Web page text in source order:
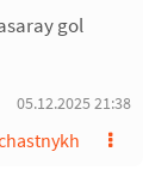
gol
05.12.2025 21:38